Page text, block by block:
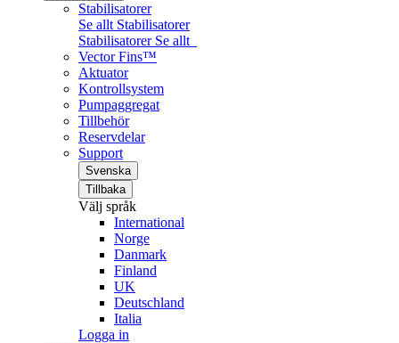
Stabilisatorer
Se allt Stabilisatorer
Stabilisatorer Se allt
Vector Fins™
Aktuator
Kontrollsystem
Pumpaggregat
Tillbehör
Reservdelar
Support
Svenska
Tillbaka
Välj språk
International
Norge
Danmark
Finland
UK
Deutschland
Italia
Logga in